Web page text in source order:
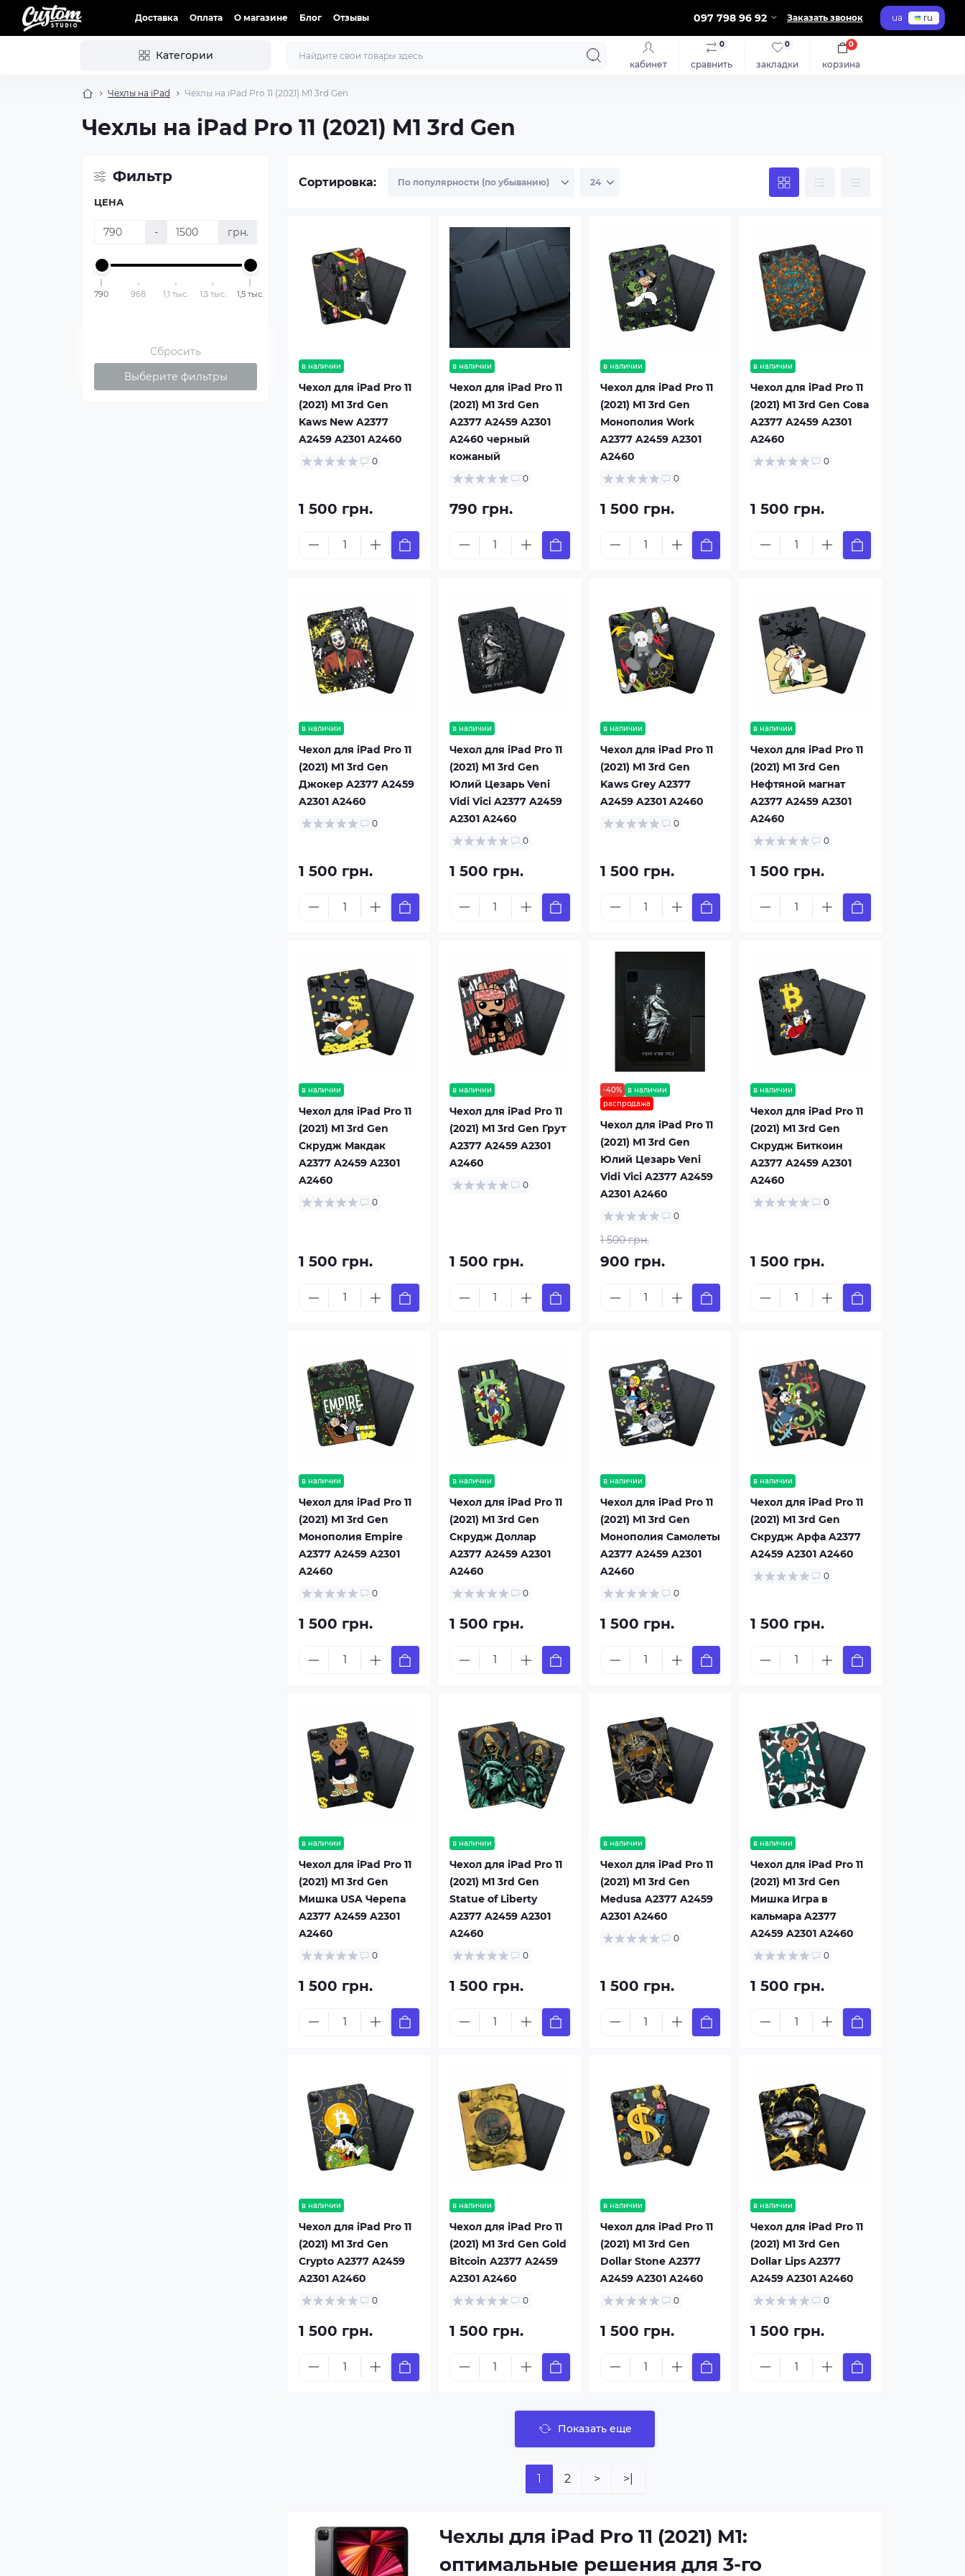
Доставка Оплата О магазине Блог Отзывы 097 798 96 92 Заказать звонок ua ru
Категории
кабинет сравнить
0
закладки
0
корзина
0
Чехлы на iPad Чeхлы на iPad Pro 11 (2021) M1 3rd Gen
Чeхлы на iPad Pro 11 (2021) M1 3rd Gen
Фильтр
ЦЕНА
- грн.
790 968 1,1 тыс. 1,3 тыс. 1,5 тыс.
Сбросить
Выберите фильтры
Сортировка:
в наличии
Чехол для iPad Pro 11
(2021) M1 3rd Gen
Kaws New A2377
A2459 A2301 A2460
0
1 500 грн.
в наличии
Чехол для iPad Pro 11
(2021) M1 3rd Gen
A2377 A2459 A2301
A2460 черный
кожаный
0
790 грн.
в наличии
Чехол для iPad Pro 11
(2021) M1 3rd Gen
Монополия Work
A2377 A2459 A2301
A2460
0
1 500 грн.
в наличии
Чехол для iPad Pro 11
(2021) M1 3rd Gen Сова
A2377 A2459 A2301
A2460
0
1 500 грн.
в наличии
Чехол для iPad Pro 11
(2021) M1 3rd Gen
Джокер A2377 A2459
A2301 A2460
0
1 500 грн.
в наличии
Чехол для iPad Pro 11
(2021) M1 3rd Gen
Юлий Цезарь Veni
Vidi Vici A2377 A2459
A2301 A2460
0
1 500 грн.
в наличии
Чехол для iPad Pro 11
(2021) M1 3rd Gen
Kaws Grey A2377
A2459 A2301 A2460
0
1 500 грн.
в наличии
Чехол для iPad Pro 11
(2021) M1 3rd Gen
Нефтяной магнат
A2377 A2459 A2301
A2460
0
1 500 грн.
в наличии
Чехол для iPad Pro 11
(2021) M1 3rd Gen
Скрудж Макдак
A2377 A2459 A2301
A2460
0
1 500 грн.
в наличии
Чехол для iPad Pro 11
(2021) M1 3rd Gen Грут
A2377 A2459 A2301
A2460
0
1 500 грн.
-40%
в наличии
распродажа
Чехол для iPad Pro 11
(2021) M1 3rd Gen
Юлий Цезарь Veni
Vidi Vici A2377 A2459
A2301 A2460
0
1 500 грн.
900 грн.
в наличии
Чехол для iPad Pro 11
(2021) M1 3rd Gen
Скрудж Биткоин
A2377 A2459 A2301
A2460
0
1 500 грн.
в наличии
Чехол для iPad Pro 11
(2021) M1 3rd Gen
Монополия Empire
A2377 A2459 A2301
A2460
0
1 500 грн.
в наличии
Чехол для iPad Pro 11
(2021) M1 3rd Gen
Скрудж Доллар
A2377 A2459 A2301
A2460
0
1 500 грн.
в наличии
Чехол для iPad Pro 11
(2021) M1 3rd Gen
Монополия Самолеты
A2377 A2459 A2301
A2460
0
1 500 грн.
в наличии
Чехол для iPad Pro 11
(2021) M1 3rd Gen
Скрудж Арфа A2377
A2459 A2301 A2460
0
1 500 грн.
в наличии
Чехол для iPad Pro 11
(2021) M1 3rd Gen
Мишка USA Черепа
A2377 A2459 A2301
A2460
0
1 500 грн.
в наличии
Чехол для iPad Pro 11
(2021) M1 3rd Gen
Statue of Liberty
A2377 A2459 A2301
A2460
0
1 500 грн.
в наличии
Чехол для iPad Pro 11
(2021) M1 3rd Gen
Medusa A2377 A2459
A2301 A2460
0
1 500 грн.
в наличии
Чехол для iPad Pro 11
(2021) M1 3rd Gen
Мишка Игра в
кальмара A2377
A2459 A2301 A2460
0
1 500 грн.
в наличии
Чехол для iPad Pro 11
(2021) M1 3rd Gen
Crypto A2377 A2459
A2301 A2460
0
1 500 грн.
в наличии
Чехол для iPad Pro 11
(2021) M1 3rd Gen Gold
Bitcoin A2377 A2459
A2301 A2460
0
1 500 грн.
в наличии
Чехол для iPad Pro 11
(2021) M1 3rd Gen
Dollar Stone A2377
A2459 A2301 A2460
0
1 500 грн.
в наличии
Чехол для iPad Pro 11
(2021) M1 3rd Gen
Dollar Lips A2377
A2459 A2301 A2460
0
1 500 грн.
Показать еще
1 2 > >|
Чехлы для iPad Pro 11 (2021) M1:
оптимальные решения для 3-го